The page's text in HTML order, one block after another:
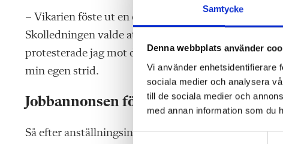
Samtycke
Denna webbplats använder
Vi använder enhetsidentifierare
sociala medier och analysera
till de sociala medier och
med annan information som du
S
– Vikarien föste ut en elev ur klassrummet som inte
Skolledningen valde att lyssna på eleven och
protesterade jag mot detta och som av en händelse
min egen strid.
Jobbannonsen försvann
Så efter anställningsintervjuerna har det tagit stopp.